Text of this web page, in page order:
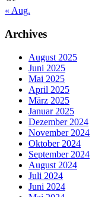
« Aug.
Archives
August 2025
Juni 2025
Mai 2025
April 2025
März 2025
Januar 2025
Dezember 2024
November 2024
Oktober 2024
September 2024
August 2024
Juli 2024
Juni 2024